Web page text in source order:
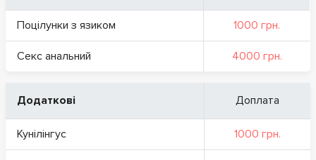
Поцілунки з язиком 1000 грн.
Секс анальний 4000 грн.
Додаткові Доплата
Кунілінгус 1000 грн.